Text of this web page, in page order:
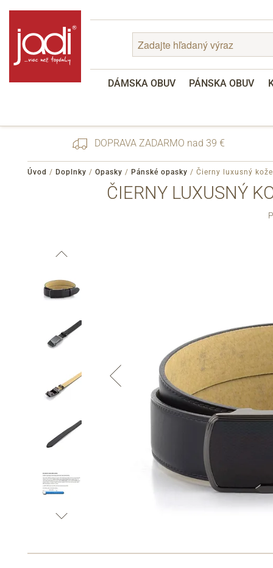
DÁMSKA OBUV PÁNSKA OBUV
Zabudnuté heslo
zpracování osobních údajů
DOPRAVA ZADARMO nad 39 €
Úvod / Doplnky / Opasky / Pánské opasky / Čierny luxusný
ČIERNY LUXUSNÝ